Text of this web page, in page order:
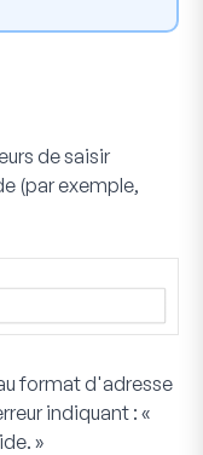
de saisir
(par exemple,
format d'adresse
indiquant : «
»